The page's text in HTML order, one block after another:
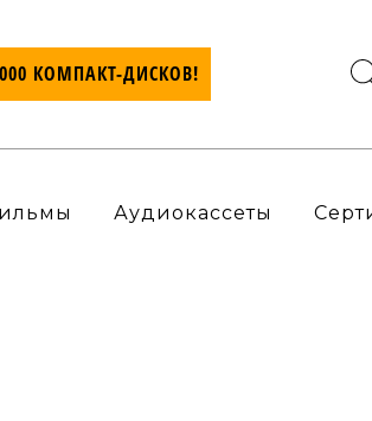
КОМПАКТ-ДИСКОВ!
Аудиокассеты